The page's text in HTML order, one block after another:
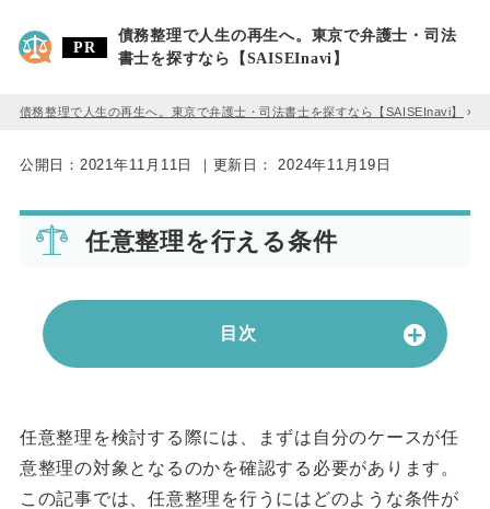
債務整理で人生の再生へ。東京で弁護士・司法
書士を探すなら【SAISEInavi】
債務整理で人生の再生へ。東京で弁護士・司法書士を探すなら【SAISEInavi】 »
公開日： 2021年11月11日 ｜更新日：2024年11月19日
任意整理を行える条件
目次
任意整理を検討する際には、まずは自分のケースが任
意整理の対象となるのかを確認する必要があります。
この記事では、任意整理を行うにはどのような条件が